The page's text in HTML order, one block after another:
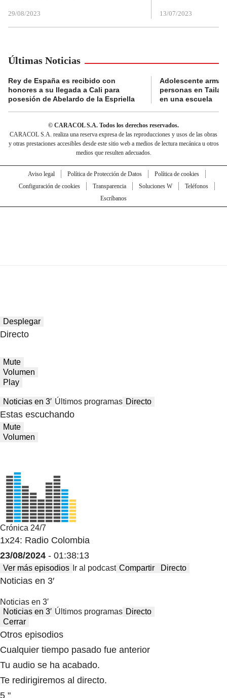
29/08/2023 13/07/2023
Últimas Noticias
Rey de España es recibido con
honores a su llegada a Cali para
posesión de Abelardo de la Espriella
Adolescente
personas en
en una escuela
© CARACOL S.A. Todos los derechos reservados.
CARACOL S.A. realiza una reserva expresa de las reproducciones y usos de las obras
y otras prestaciones accesibles desde este sitio web a medios de lectura mecánica u otros
medios que resulten adecuados.
Aviso legal Política de Protección de Datos
Política de cookies
Configuración de cookies
Transparencia Soluciones W
Teléfonos
Escríbanos
Desplegar
Directo
Mute
Volumen
Play
Noticias en 3′ Últimos programas Directo
Estas escuchando
Mute
Volumen
Crónica 24/7
1x24: Radio Colombia
23/08/2024 - 01:38:13
Ver más episodios Ir al podcast Compartir Directo
Noticias en 3′
Noticias en 3′
Noticias en 3′ Últimos programas Directo
Cerrar
Otros episodios
Cualquier tiempo pasado fue anterior
Tu audio se ha acabado.
Te redirigiremos al directo.
5 "